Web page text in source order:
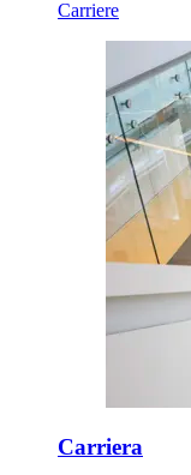
Carriere
Carriera